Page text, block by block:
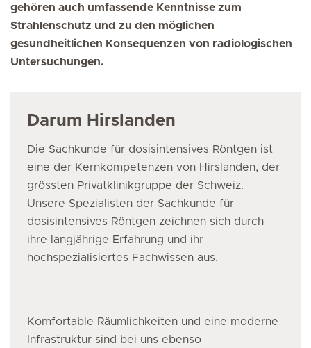
gehören auch umfassende Kenntnisse zum
Strahlenschutz und zu den möglichen
gesundheitlichen Konsequenzen von radiologischen
Untersuchungen.
Darum Hirslanden
Die Sachkunde für dosisintensives Röntgen ist
eine der Kernkompetenzen von Hirslanden, der
grössten Privatklinikgruppe der Schweiz.
Unsere Spezialisten der Sachkunde für
dosisintensives Röntgen zeichnen sich durch
ihre langjährige Erfahrung und ihr
hochspezialisiertes Fachwissen aus.
Komfortable Räumlichkeiten und eine moderne
Infrastruktur sind bei uns ebenso